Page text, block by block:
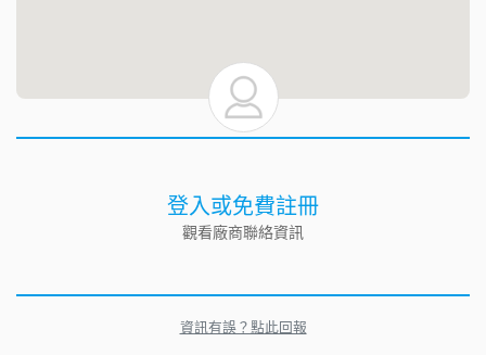
登入或免費註冊
觀看廠商聯絡資訊
資訊有誤？點此回報